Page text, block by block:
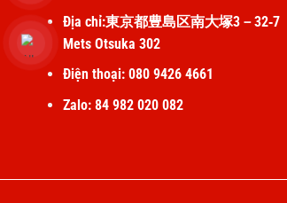
Địa chỉ:東京都豊島区南大塚3－32‐7
Mets Otsuka 302
Điện thoại: 080 9426 4661
Zalo: 84 982 020 082